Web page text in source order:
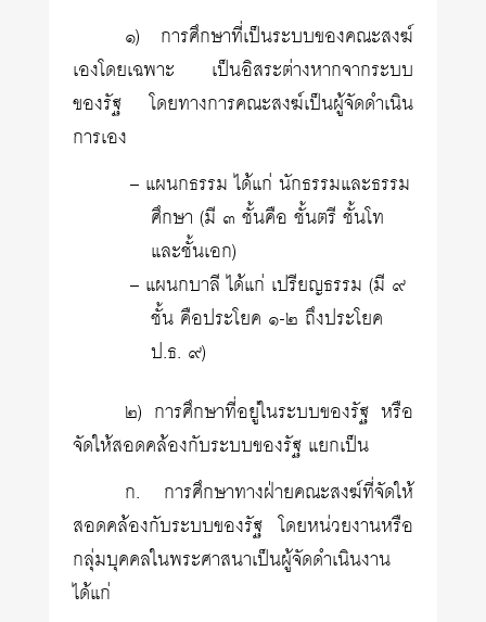
๑) การศึกษาที่เป็นระบบของคณะสงฆ์
เองโดยเฉพาะ เป็นอิสระต่างหากจากระบบ
ของรัฐ โดยทางการคณะสงฆ์เป็นผู้จัดดำเนิน
การเอง
– แผนกธรรม ได้แก่ นักธรรมและธรรม
ศึกษา (มี ๓ ชั้นคือ ชั้นตรี ชั้นโท
และชั้นเอก)
– แผนกบาลี ได้แก่ เปรียญธรรม (มี ๙
ชั้น คือประโยค ๑-๒ ถึงประโยค
ป.ธ. ๙)
๒) การศึกษาที่อยู่ในระบบของรัฐ หรือ
จัดให้สอดคล้องกับระบบของรัฐ แยกเป็น
ก. การศึกษาทางฝ่ายคณะสงฆ์ที่จัดให้
สอดคล้องกับระบบของรัฐ โดยหน่วยงานหรือ
กลุ่มบุคคลในพระศาสนาเป็นผู้จัดดำเนินงาน
ได้แก่